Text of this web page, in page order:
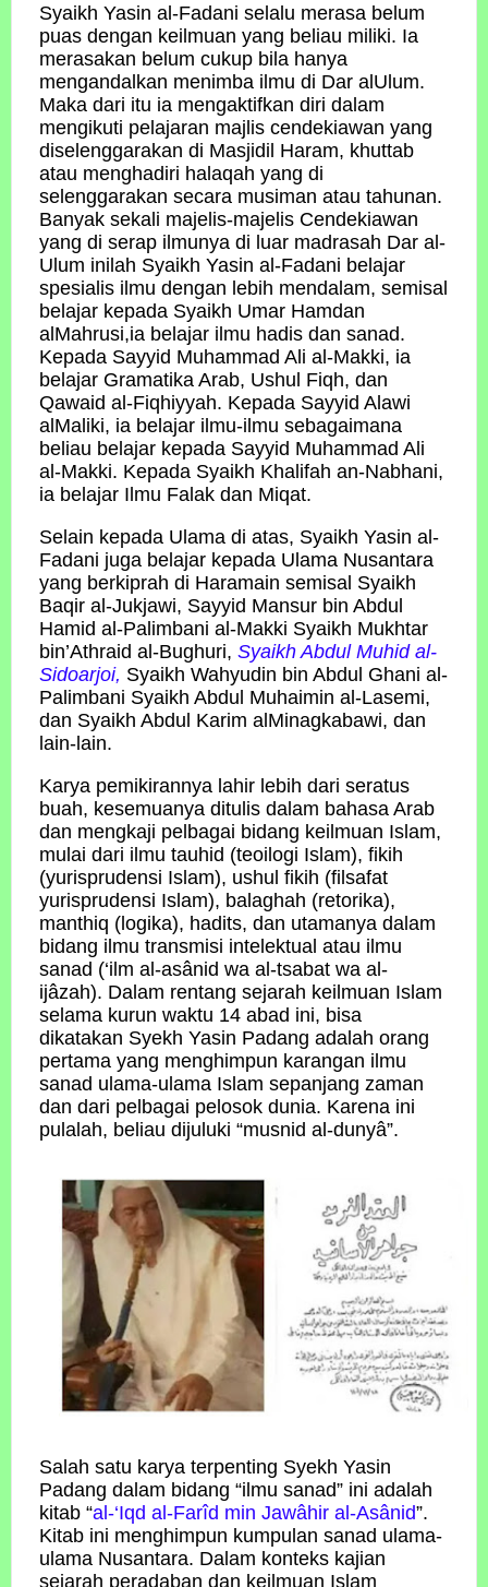
Syaikh Yasin al-Fadani selalu merasa belum
puas dengan keilmuan yang beliau miliki. Ia
merasakan belum cukup bila hanya
mengandalkan menimba ilmu di Dar alUlum.
Maka dari itu ia mengaktifkan diri dalam
mengikuti pelajaran majlis cendekiawan yang
diselenggarakan di Masjidil Haram, khuttab
atau menghadiri halaqah yang di
selenggarakan secara musiman atau tahunan.
Banyak sekali majelis-majelis Cendekiawan
yang di serap ilmunya di luar madrasah Dar al-
Ulum inilah Syaikh Yasin al-Fadani belajar
spesialis ilmu dengan lebih mendalam, semisal
belajar kepada Syaikh Umar Hamdan
alMahrusi,ia belajar ilmu hadis dan sanad.
Kepada Sayyid Muhammad Ali al-Makki, ia
belajar Gramatika Arab, Ushul Fiqh, dan
Qawaid al-Fiqhiyyah. Kepada Sayyid Alawi
alMaliki, ia belajar ilmu-ilmu sebagaimana
beliau belajar kepada Sayyid Muhammad Ali
al-Makki. Kepada Syaikh Khalifah an-Nabhani,
ia belajar Ilmu Falak dan Miqat.
Selain kepada Ulama di atas, Syaikh Yasin al-
Fadani juga belajar kepada Ulama Nusantara
yang berkiprah di Haramain semisal Syaikh
Baqir al-Jukjawi, Sayyid Mansur bin Abdul
Hamid al-Palimbani al-Makki Syaikh Mukhtar
bin’Athraid al-Bughuri, Syaikh Abdul Muhid al-
Sidoarjoi, Syaikh Wahyudin bin Abdul Ghani al-
Palimbani Syaikh Abdul Muhaimin al-Lasemi,
dan Syaikh Abdul Karim alMinagkabawi, dan
lain-lain.
Karya pemikirannya lahir lebih dari seratus
buah, kesemuanya ditulis dalam bahasa Arab
dan mengkaji pelbagai bidang keilmuan Islam,
mulai dari ilmu tauhid (teoilogi Islam), fikih
(yurisprudensi Islam), ushul fikih (filsafat
yurisprudensi Islam), balaghah (retorika),
manthiq (logika), hadits, dan utamanya dalam
bidang ilmu transmisi intelektual atau ilmu
sanad (‘ilm al-asânid wa al-tsabat wa al-
ijâzah). Dalam rentang sejarah keilmuan Islam
selama kurun waktu 14 abad ini, bisa
dikatakan Syekh Yasin Padang adalah orang
pertama yang menghimpun karangan ilmu
sanad ulama-ulama Islam sepanjang zaman
dan dari pelbagai pelosok dunia. Karena ini
pulalah, beliau dijuluki “musnid al-dunyâ”.
Salah satu karya terpenting Syekh Yasin
Padang dalam bidang “ilmu sanad” ini adalah
kitab “al-‘Iqd al-Farîd min Jawâhir al-Asânid”.
Kitab ini menghimpun kumpulan sanad ulama-
ulama Nusantara. Dalam konteks kajian
sejarah peradaban dan keilmuan Islam